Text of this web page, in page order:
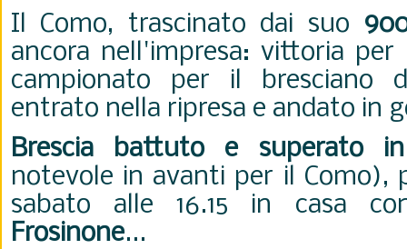
Il Como, trascinato dai suo
ancora nell'impresa: vittoria
campionato per il bresciano
entrato nella ripresa e andato in
Brescia battuto e superato in
notevole in avanti per il Como),
sabato alle 16.15 in casa
Frosinone...